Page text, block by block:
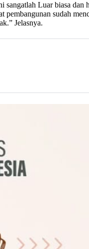
Luar biasa dan
sudah
Jelasnya.